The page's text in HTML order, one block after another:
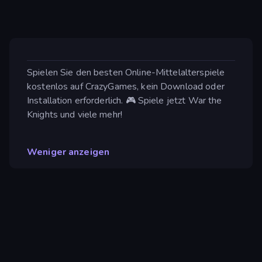
Spielen Sie den besten Online-Mittelalterspiele
kostenlos auf CrazyGames, kein Download oder
Installation erforderlich. 🎮 Spiele jetzt War the
Knights und viele mehr!
Weniger anzeigen